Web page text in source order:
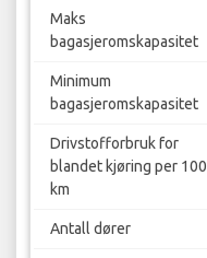
Maks
bagasjeromskapasitet
Minimum
bagasjeromskapasitet
Drivstofforbruk for
blandet kjøring per 100
km
Antall dører